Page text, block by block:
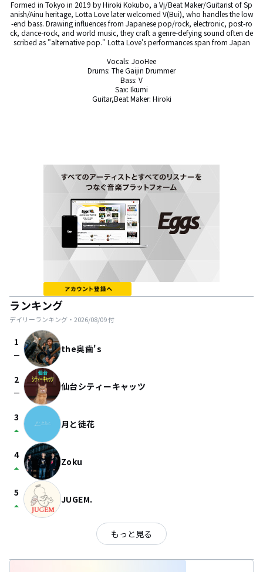
Formed in Tokyo in 2019 by Hiroki Kokubo, a Vj/Beat Maker/Guitarist of Sp
anish/Ainu heritage, Lotta Love later welcomed V(Bui), who handles the low
-end bass. Drawing influences from Japanese pop/rock, electronic, post-ro
ck, dance-rock, and world music, they craft a genre-defying sound often de
scribed as "alternative pop." Lotta Love's performances span from Japan
Vocals: JooHee
Drums: The Gaijin Drummer
Bass: V
Sax: Ikumi
Guitar,Beat Maker: Hiroki
ランキング
デイリーランキング・ 2026/08/09付
1
check_indeterminate_small the奥歯's
2
check_indeterminate_small 仙台シティーキャッツ
3
arrow_drop_up 月と徒花
4
arrow_drop_up Zoku
5
arrow_drop_up JUGEM.
もっと見る